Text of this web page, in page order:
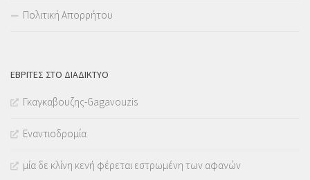
Πολιτική Απορρήτου
ΕΒΡΊΤΕΣ ΣΤΟ ΔΙΑΔΊΚΤΥΟ
Γκαγκαβουζης-Gagavouzis
Εναντιοδρομία
μία δε κλίνη κενή φέρεται εστρωμένη των αφανών